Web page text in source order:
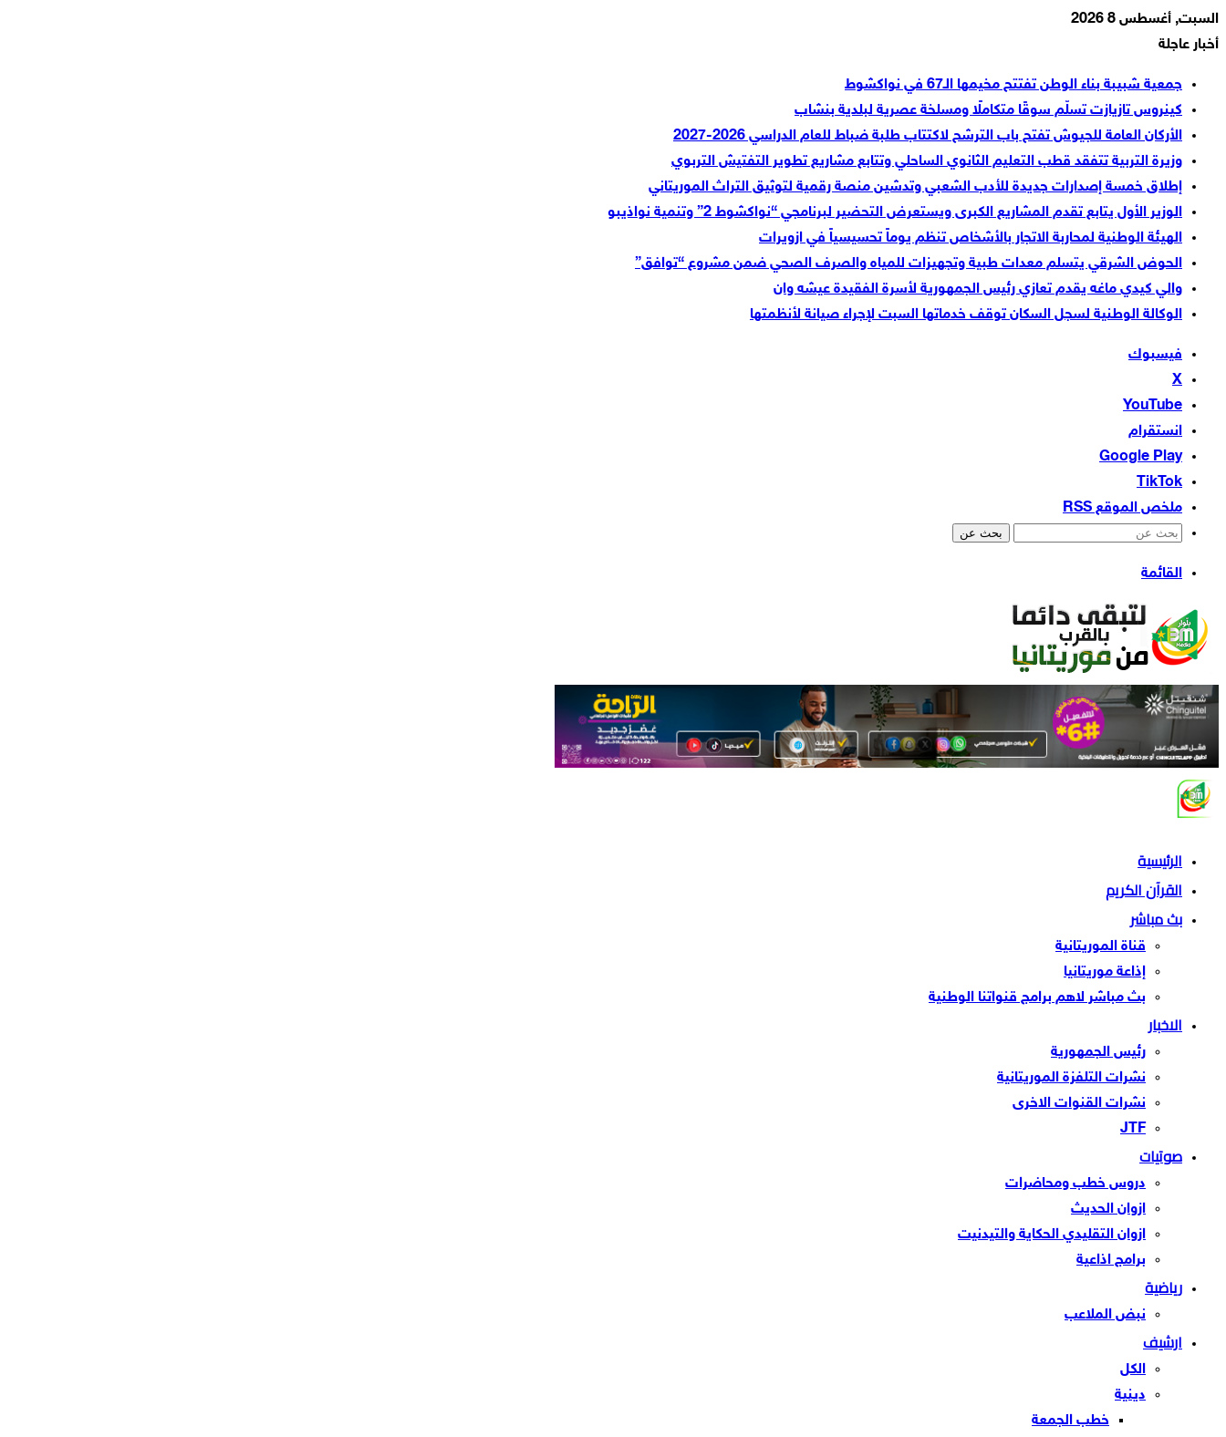
السبت, أغسطس 8 2026
أخبار عاجلة
جمعية شبيبة بناء الوطن تفتتح مخيمها الـ67 في نواكشوط
كينروس تازيازت تسلّم سوقًا متكاملًا ومسلخة عصرية لبلدية بنشاب
الأركان العامة للجيوش تفتح باب الترشح لاكتتاب طلبة ضباط للعام الدراسي 2026-2027
وزيرة التربية تتفقد قطب التعليم الثانوي الساحلي وتتابع مشاريع تطوير التفتيش التربوي
إطلاق خمسة إصدارات جديدة للأدب الشعبي وتدشين منصة رقمية لتوثيق التراث الموريتاني
الوزير الأول يتابع تقدم المشاريع الكبرى ويستعرض التحضير لبرنامجي “نواكشوط 2” وتنمية نواذيبو
الهيئة الوطنية لمحاربة الاتجار بالأشخاص تنظم يوماً تحسيسياً في ازويرات
الحوض الشرقي يتسلم معدات طبية وتجهيزات للمياه والصرف الصحي ضمن مشروع “توافق”
والي كيدي ماغه يقدم تعازي رئيس الجمهورية لأسرة الفقيدة عيشه وان
الوكالة الوطنية لسجل السكان توقف خدماتها السبت لإجراء صيانة لأنظمتها
فيسبوك
‫X
‫YouTube
انستقرام
‫TikTok
ملخص الموقع RSS
بحث عن
القائمة
الرئيسية
القرآن الكريم
بث مباشر
قناة الموريتانية
إذاعة موريتانيا
بث مباشر لاهم برامج قنواتنا الوطنية
الاخبار
رئيس الجمهورية
نشرات التلفزة الموريتانية
نشرات القنوات الاخرى
JTF
صوتيات
دروس خطب ومحاضرات
ازوان الحديث
ازوان التقليدي الحكاية والتيدنيت
برامج اذاعية
رياضية
نبض الملاعب
ارشيف
الكل
دينية
خطب الجمعة